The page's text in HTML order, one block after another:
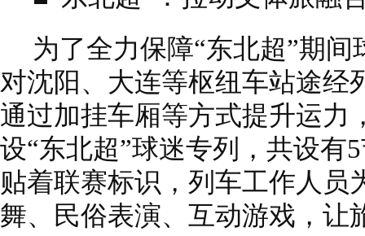
为了全力保障“东北超”期
对沈阳、大连等枢纽车站途经
通过加挂车厢等方式提升运力
设“东北超”球迷专列，共设有
贴着联赛标识，列车工作人员
舞、民俗表演、互动游戏，让